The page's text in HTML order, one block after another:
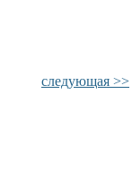
следующая >>